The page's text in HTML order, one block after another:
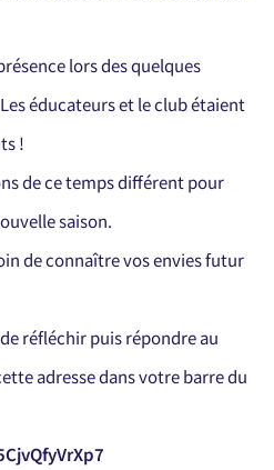
lors des quelques
éducateurs et le club étaient
!
de ce temps différent pour
saison.
de connaître vos envies futur
réfléchir puis répondre au
adresse dans votre barre du